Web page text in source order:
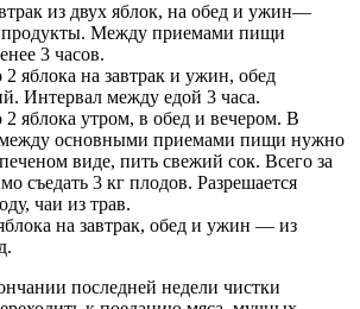
из двух яблок, на обед и ужин—
продукты. Между приемами пищи
3 часов.
яблока на завтрак и ужин, обед
Интервал между едой 3 часа.
яблока утром, в обед и вечером. В
основными приемами пищи нужно
виде, пить свежий сок. Всего за
съедать 3 кг плодов. Разрешается
чаи из трав.
на завтрак, обед и ужин — из
последней недели чистки